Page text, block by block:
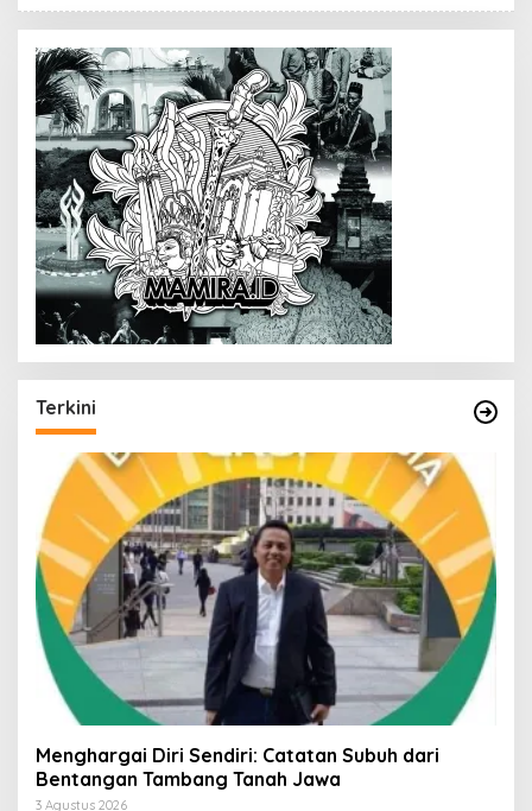
Terkini
Menghargai Diri Sendiri: Catatan Subuh dari
Bentangan Tambang Tanah Jawa
3 Agustus 2026